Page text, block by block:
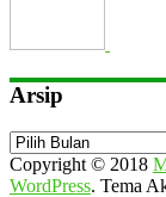
Arsip
Arsip
Copyright © 2018
WordPress. Tema